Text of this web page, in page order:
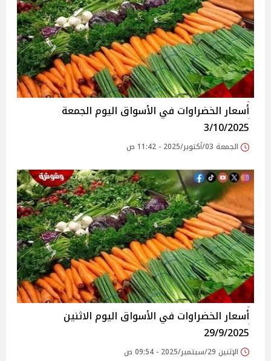
أسعار الخضراوات في الأسواق‎‎ اليوم الجمعة
3/10/2025
الجمعة 03/أكتوبر/2025 - 11:42 ص
أسعار الخضراوات في الأسواق‎‎ اليوم الاثنين
29/9/2025
الإثنين 29/سبتمبر/2025 - 09:54 ص